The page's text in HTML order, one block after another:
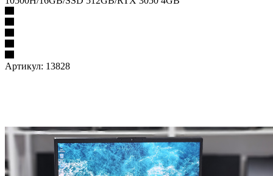
Артикул: 13828